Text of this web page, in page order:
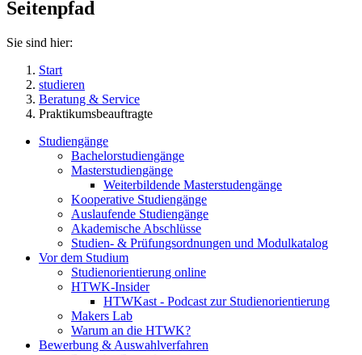
Seitenpfad
Sie sind hier:
Start
studieren
Beratung & Service
Praktikumsbeauftragte
Studiengänge
Bachelorstudiengänge
Masterstudiengänge
Weiterbildende Masterstudengänge
Kooperative Studiengänge
Auslaufende Studiengänge
Akademische Abschlüsse
Studien- & Prüfungsordnungen und Modulkatalog
Vor dem Studium
Studienorientierung online
HTWK-Insider
HTWKast - Podcast zur Studienorientierung
Makers Lab
Warum an die HTWK?
Bewerbung & Auswahlverfahren